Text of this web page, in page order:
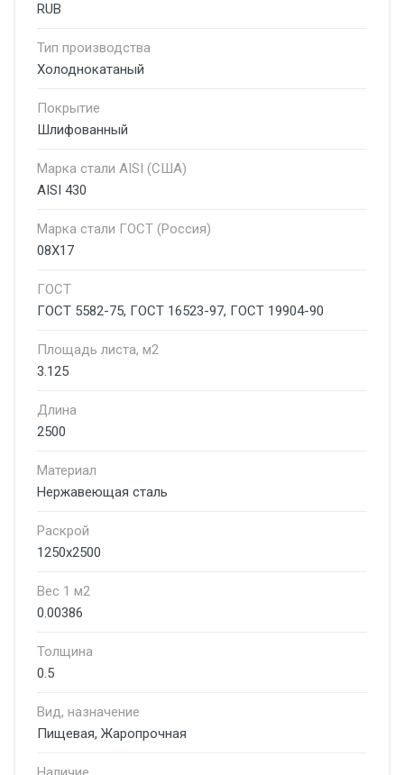
RUB
Тип производства
Холоднокатаный
Покрытие
Шлифованный
Марка стали AISI (США)
AISI 430
Марка стали ГОСТ (Россия)
08Х17
ГОСТ
ГОСТ 5582-75, ГОСТ 16523-97, ГОСТ 19904-90
Площадь листа, м2
3.125
Длина
2500
Материал
Нержавеющая сталь
Раскрой
1250х2500
Вес 1 м2
0.00386
Толщина
0.5
Вид, назначение
Пищевая, Жаропрочная